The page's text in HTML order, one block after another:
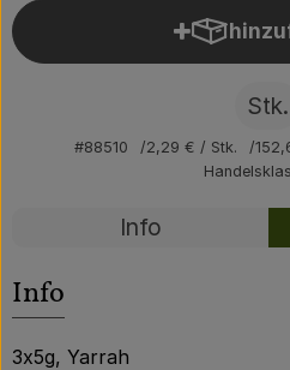
Brodowin besuchen
Stk.
#88510 2,29 € / Stk.
Info
Info
3x5g, Yarrah